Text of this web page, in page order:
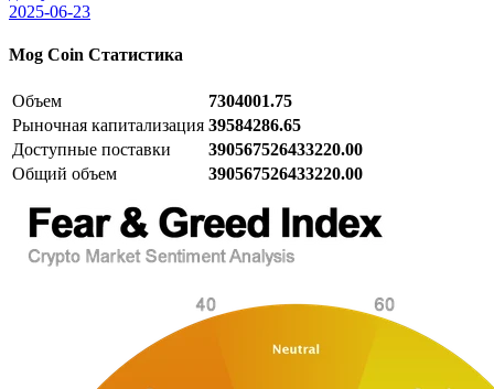
2025-06-23
Mog Coin Статистика
Объем
7304001.75
Рыночная капитализация 39584286.65
Доступные поставки
390567526433220.00
Общий объем
390567526433220.00